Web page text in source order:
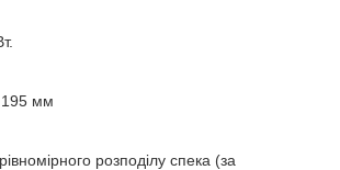
195 мм
розподілу спека (за